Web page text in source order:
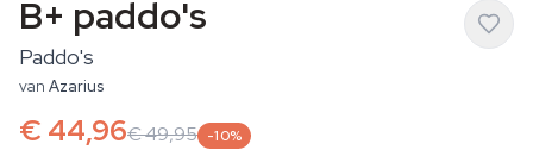
B+ paddo's
Paddo's
van Azarius
€ 44,96€ 49,95 -10%